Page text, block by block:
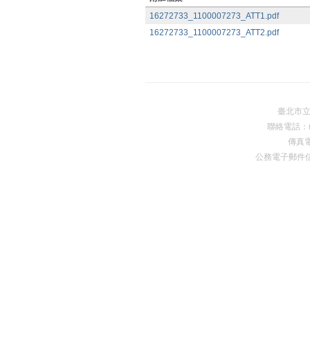
16272733_1100007273_ATT1.pdf
16272733_1100007273_ATT2.pdf
臺北市
聯絡電話
傳真
公務電子郵件